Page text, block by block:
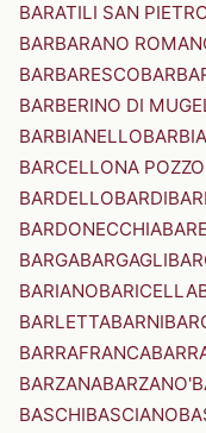
BARATILI SAN
BARBARANO
BARBARESCO
BARBERINO DI
BARBIANELLO
BARCELLONA
BARDELLOBARDI
BARDONECCHIA
BARGABARGAGLI
BARIANOBARICELLA
BARLETTABARNI
BARRAFRANCA
BARZANABARZANO'
BASCHIBASCIANO